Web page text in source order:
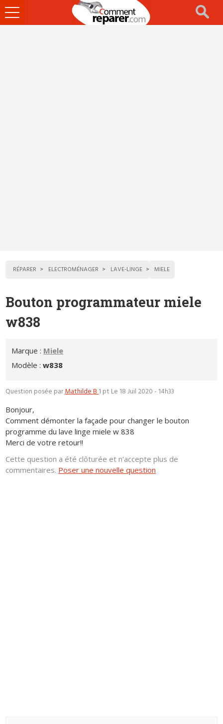
Ouvrir
le
RÉPARER ELECTROMÉNAGER LAVE-LINGE MIELE
Bouton programmateur miele
w838
Marque : Miele
Modèle :w838
Question posée parMathilde B1 pt Le 18 Juil 2020 - 14h33
Bonjour,
Comment démonter la façade pour changer le bouton
programme du lave linge miele w 838
Merci de votre retour!!
Cette question a été clôturée et n'accepte plus de
commentaires. Poser une nouvelle question